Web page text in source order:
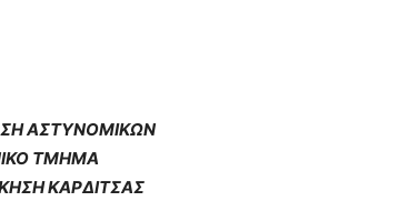
ΑΣΤΥΝΟΜΙΚΩΝ
ΤΜΗΜΑ
Η ΚΑΡΔΙΤΣΑΣ